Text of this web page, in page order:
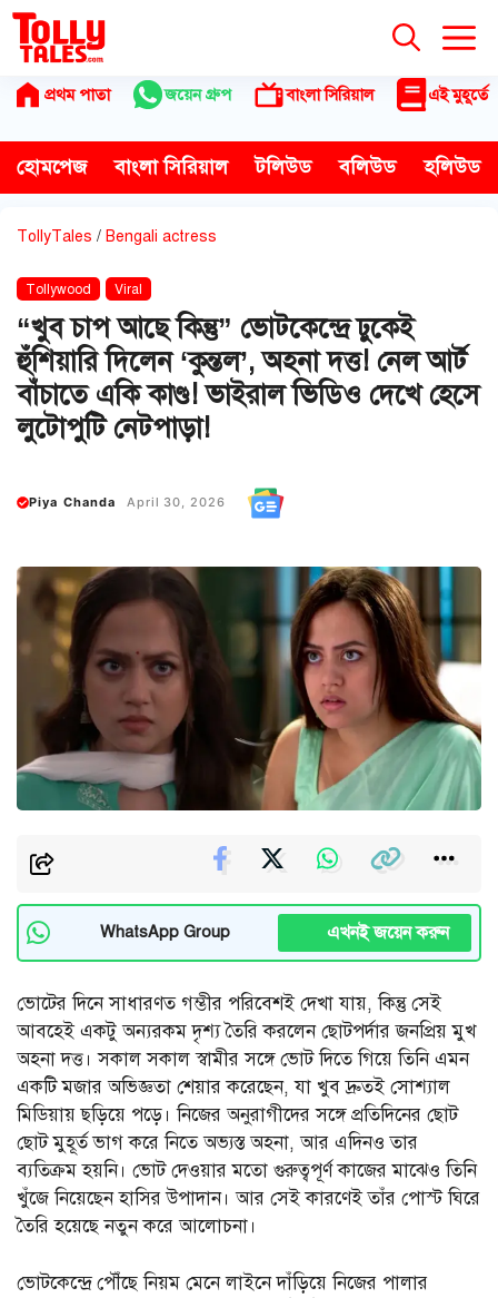
Skip
content
প্রথম পাতা জয়েন গ্রুপ বাংলা সিরিয়াল এই মুহূর্তে
হোমপেজ বাংলা সিরিয়াল টলিউড বলিউড হলিউড
TollyTales / Bengali actress
Tollywood Viral
“খুব চাপ আছে কিন্তু” ভোটকেন্দ্রে ঢুকেই
হুঁশিয়ারি দিলেন ‘কুন্তল’, অহনা দত্ত! নেল আর্ট
বাঁচাতে একি কাণ্ড! ভাইরাল ভিডিও দেখে হেসে
লুটোপুটি নেটপাড়া!
Piya Chanda April 30, 2026
WhatsApp Group এখনই জয়েন করুন
ভোটের দিনে সাধারণত গম্ভীর পরিবেশই দেখা যায়, কিন্তু সেই
আবহেই একটু অন্যরকম দৃশ্য তৈরি করলেন ছোটপর্দার জনপ্রিয় মুখ
অহনা দত্ত। সকাল সকাল স্বামীর সঙ্গে ভোট দিতে গিয়ে তিনি এমন
একটি মজার অভিজ্ঞতা শেয়ার করেছেন, যা খুব দ্রুতই সোশ্যাল
মিডিয়ায় ছড়িয়ে পড়ে। নিজের অনুরাগীদের সঙ্গে প্রতিদিনের ছোট
ছোট মুহূর্ত ভাগ করে নিতে অভ্যস্ত অহনা, আর এদিনও তার
ব্যতিক্রম হয়নি। ভোট দেওয়ার মতো গুরুত্বপূর্ণ কাজের মাঝেও তিনি
খুঁজে নিয়েছেন হাসির উপাদান। আর সেই কারণেই তাঁর পোস্ট ঘিরে
তৈরি হয়েছে নতুন করে আলোচনা।
ভোটকেন্দ্রে পৌঁছে নিয়ম মেনে লাইনে দাঁড়িয়ে নিজের পালার